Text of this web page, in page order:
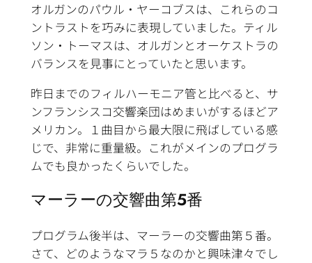
オルガンのパウル・ヤーコブスは、これらのコ
ントラストを巧みに表現していました。ティル
ソン・トーマスは、オルガンとオーケストラの
バランスを見事にとっていたと思います。
昨日までのフィルハーモニア管と比べると、サ
ンフランシスコ交響楽団はめまいがするほどア
メリカン。１曲目から最大限に飛ばしている感
じで、非常に重量級。これがメインのプログラ
ムでも良かったくらいでした。
マーラーの交響曲第５番
プログラム後半は、マーラーの交響曲第５番。
さて、どのようなマラ５なのかと興味津々でし